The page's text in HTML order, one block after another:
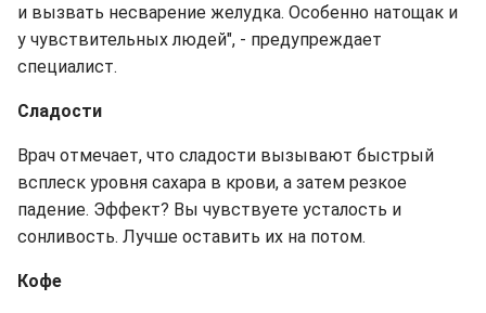
и вызвать несварение желудка. Особенно натощак и
у чувствительных людей", - предупреждает
специалист.
Сладости
Врач отмечает, что сладости вызывают быстрый
всплеск уровня сахара в крови, а затем резкое
падение. Эффект? Вы чувствуете усталость и
сонливость. Лучше оставить их на потом.
Кофе